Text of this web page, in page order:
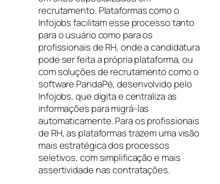
recrutamento. Plataformas como o
Infojobs facilitam esse processo tanto
para o usuário como para os
profissionais de RH, onde a candidatura
pode ser feita a própria plataforma, ou
com soluções de recrutamento como o
software PandaPé, desenvolvido pelo
Infojobs, que digita e centraliza as
informações para migrá-las
automaticamente. Para os profissionais
de RH, as plataformas trazem uma visão
mais estratégica dos processos
seletivos, com simplificação e mais
assertividade nas contratações.